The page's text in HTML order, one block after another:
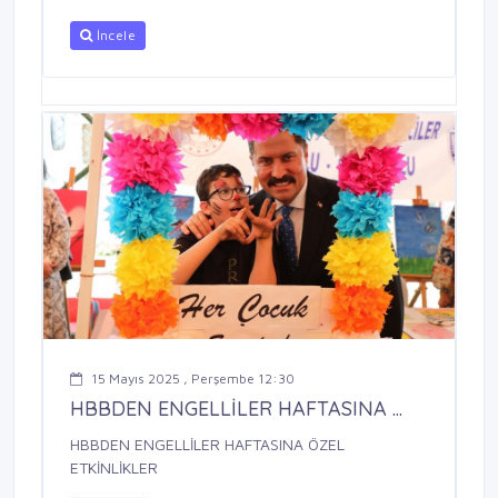
İncele
15 Mayıs 2025 , Perşembe 12:30
HBBDEN ENGELLİLER HAFTASINA ...
HBBDEN ENGELLİLER HAFTASINA ÖZEL
ETKİNLİKLER